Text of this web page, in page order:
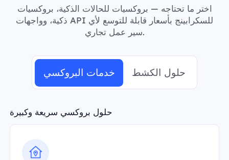
اختر ما تحتاجه — بروكسيات للحالات الذكية، بروكسيات
ذكية، وواجهات API للسكرابينج بأسعار قابلة للتوسع لأي
سير عمل تجاري.
خدمات البروكسي حلول الكشط
حلول بروكسي سريعة وكبيرة